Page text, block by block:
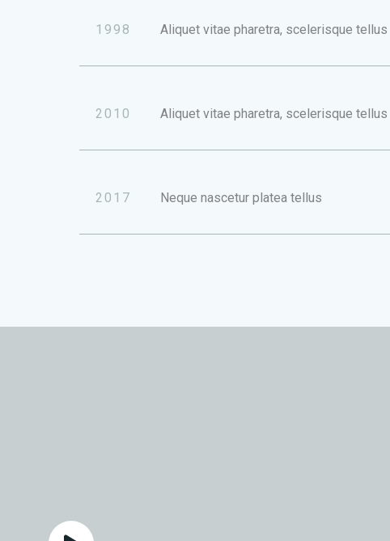
1998 Aliquet vitae pharetra, scelerisque tellus
2010 Aliquet vitae pharetra, scelerisque tellus
2017 Neque nascetur platea tellus